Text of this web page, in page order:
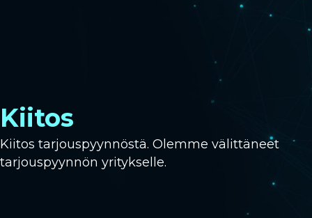
Kiitos
Kiitos tarjouspyynnöstä. Olemme välittäneet
tarjouspyynnön yritykselle.